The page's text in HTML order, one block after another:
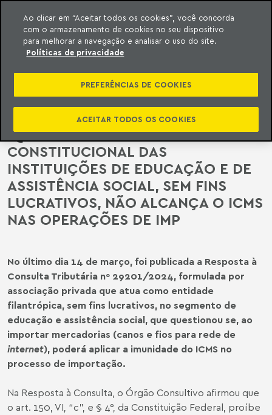
o conteúdo
Meyer
CONTRARIANDO O ENTENDIMENTO
DO STF, SECRETARIA DE FAZENDA
DO ESTADO DE SÃO PAULO AFIRMA
QUE A IMUNIDADE
CONSTITUCIONAL DAS
INSTITUIÇÕES DE EDUCAÇÃO E DE
ASSISTÊNCIA SOCIAL, SEM FINS
LUCRATIVOS, NÃO ALCANÇA O ICMS
NAS OPERAÇÕES DE IMP
No último dia 14 de março, foi publicada a Resposta à
Consulta Tributária nº 29201/2024, formulada por
associação privada que atua como entidade
filantrópica, sem fins lucrativos, no segmento de
educação e assistência social, que questionou se, ao
importar mercadorias (canos e fios para rede de
internet), poderá aplicar a imunidade do ICMS no
processo de importação.
Na Resposta à Consulta, o Órgão Consultivo afirmou que
o art. 150, VI, “c”, e § 4°, da Constituição Federal, proíbe
Ao clicar em “Aceitar todos os cookies”, você concorda
com o armazenamento de cookies no seu dispositivo
para melhorar a navegação e analisar o uso do site.
Políticas de privacidade
PREFERÊNCIAS DE COOKIES
ACEITAR TODOS OS COOKIES